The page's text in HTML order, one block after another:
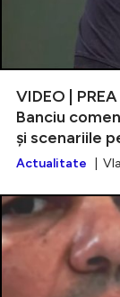
VIDEO |
Banciu
și scenariile
Actualitate |